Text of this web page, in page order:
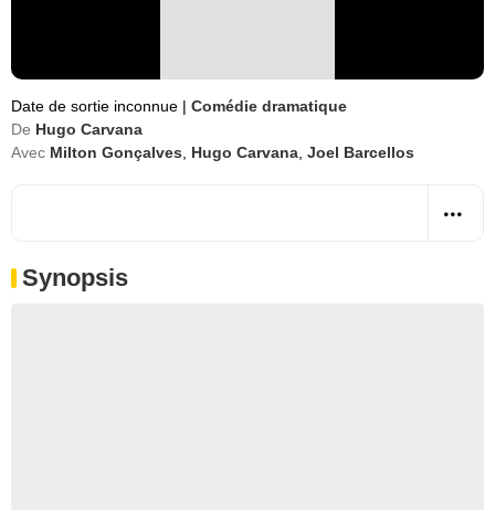
Date de sortie inconnue | Comédie dramatique
De Hugo Carvana
Avec Milton Gonçalves Hugo Carvana Joel Barcellos
Synopsis